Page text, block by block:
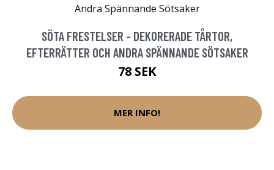
SÖTA FRESTELSER - DEKORERADE TÅRTOR,
EFTERRÄTTER OCH ANDRA SPÄNNANDE SÖTSAKER
78 SEK
MER INFO!